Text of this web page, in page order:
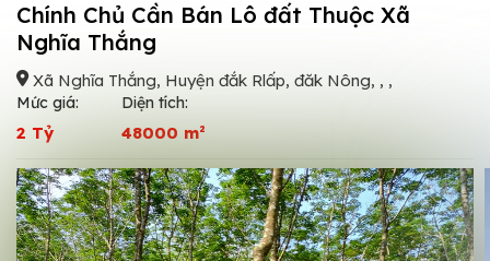
Chính Chủ Cần Bán Lô đất Thuộc Xã
Nghĩa Thắng
Xã Nghĩa Thắng, Huyện đắk Rlấp, đăk Nông, , ,
Mức giá:
2 Tỷ
Diện tích:
48000 m²